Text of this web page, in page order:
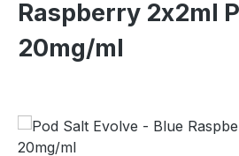
Raspberry 2x2ml
20mg/ml
Bildergalerie überspringen